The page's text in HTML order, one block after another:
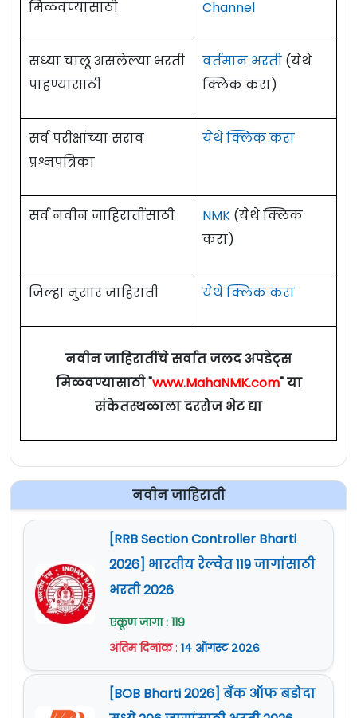
मिळवण्यासाठी
Channel
सध्या चालू असलेल्या भरती
पाहण्यासाठी
वर्तमान भरती (येथे
क्लिक करा)
सर्व परीक्षांच्या सराव
प्रश्नपत्रिका
येथे क्लिक करा
सर्व नवीन जाहिरातींसाठी NMK (येथे क्लिक
करा)
जिल्हा नुसार जाहिराती येथे क्लिक करा
नवीन जाहिरातींचे सर्वात जलद अपडेट्स
मिळवण्यासाठी "www.MahaNMK.com" या
संकेतस्थळाला दररोज भेट द्या
नवीन जाहिराती
[RRB Section Controller Bharti
2026] भारतीय रेल्वेत 119 जागांसाठी
भरती 2026
एकूण जागा : 119
अंतिम दिनांक: १४ ऑगस्ट २०२६
[BOB Bharti 2026] बँक ऑफ बडोदा